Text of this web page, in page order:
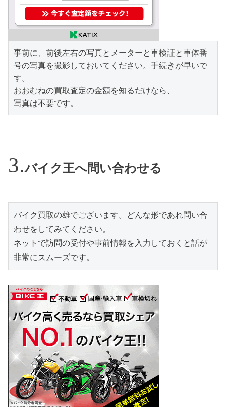
事前に、前後左右の写真とメーターと車検証と車体番
号の写真を撮影しておいてください。手続きが早いで
す。
おおむねの買取査定の金額を知るだけなら、
写真は不要です。
バイク王へ問い合わせる
バイク買取の雄でございます。どんな形であれ問い合
わせをしてみてください。
ネットで訪問の受付や事前情報を入力しておくと話が
非常にスムーズです。